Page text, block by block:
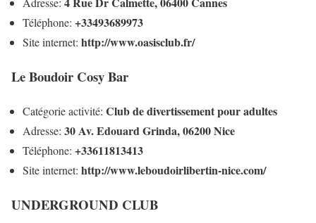
Téléphone: +33493689973
Site internet: http://www.oasisclub.fr/
Le Boudoir Cosy Bar
Catégorie activité: Club de divertissement pour adultes
Adresse: 30 Av. Edouard Grinda, 06200 Nice
Téléphone: +33611813413
Site internet: http://www.leboudoirlibertin-nice.com/
UNDERGROUND CLUB